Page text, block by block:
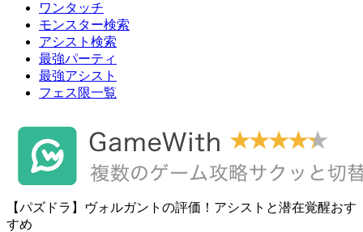
ワンタッチ
モンスター検索
アシスト検索
最強パーティ
最強アシスト
フェス限一覧
【パズドラ】ヴォルガントの評価！アシストと潜在覚醒おす
すめ